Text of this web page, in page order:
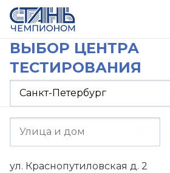
ВЫБОР ЦЕНТРА
ТЕСТИРОВАНИЯ
ул. Краснопутиловская д. 2